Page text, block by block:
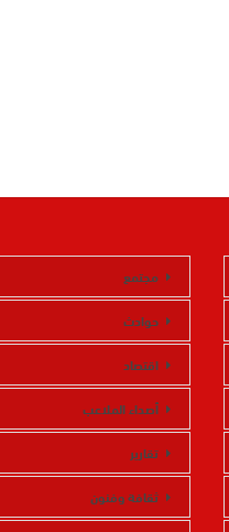
مجتمع
حوادث
اقتصاد
أصداء الملاعب
تقارير
ثقافة وفنون